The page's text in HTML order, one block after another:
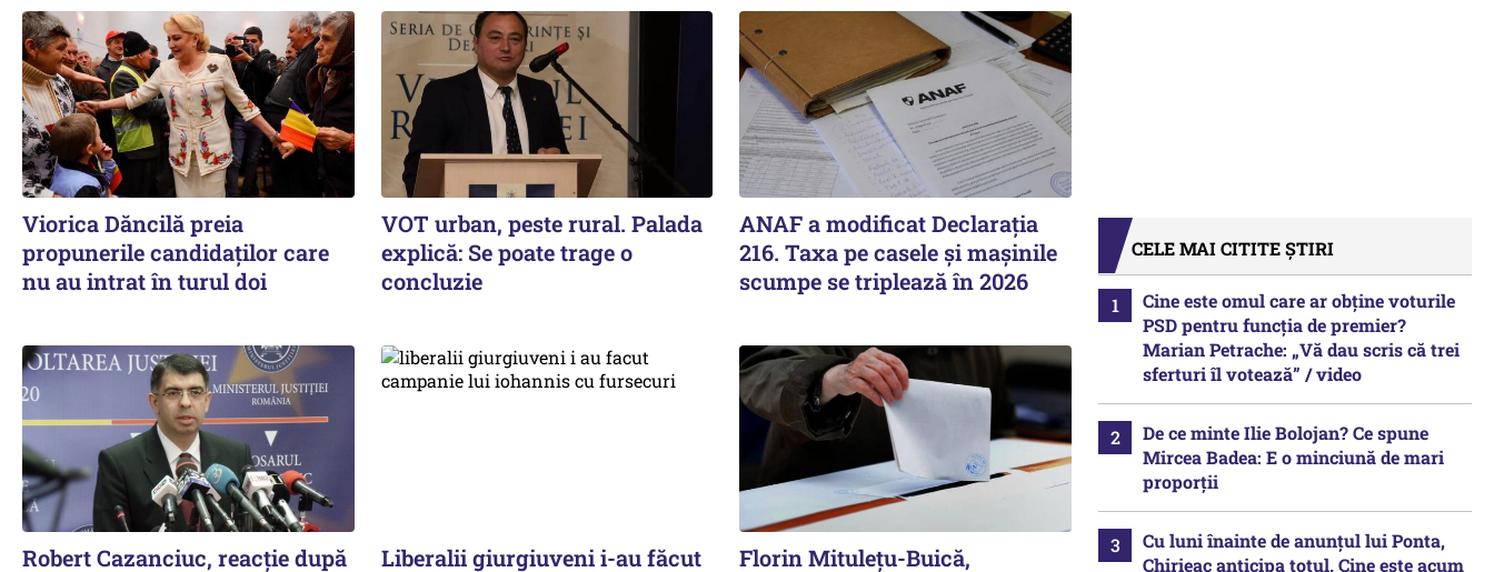
Viorica Dăncilă preia
propunerile candidaților care
nu au intrat în turul doi
VOT urban, peste rural. Palada
explică: Se poate trage o
concluzie
ANAF a modificat Declarația
216. Taxa pe casele și mașinile
scumpe se triplează în 2026
Robert Cazanciuc, reacţie după
Liberalii giurgiuveni i-au făcut
Florin Mituleţu-Buică,
CELE MAI CITITE ȘTIRI
Cine este omul care ar obține voturile
PSD pentru funcția de premier?
Marian Petrache: „Vă dau scris că trei
sferturi îl votează” / video
De ce minte Ilie Bolojan? Ce spune
Mircea Badea: E o minciună de mari
proporții
Cu luni înainte de anunțul lui Ponta,
Chirieac anticipa totul. Cine este acum